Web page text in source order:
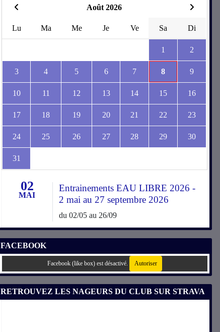
Août 2026
Lu Ma Me Je Ve Sa Di
1 2
3 4 5 6 7 8 9
10 11 12 13 14 15 16
17 18 19 20 21 22 23
24 25 26 27 28 29 30
31
02
MAI
Entrainements EAU LIBRE 2026 -
2 mai au 27 septembre 2026
du 02/05 au 26/09
FACEBOOK
Facebook (like box) est désactivé. Autoriser
RETROUVEZ LES NAGEURS DU CLUB SUR STRAVA